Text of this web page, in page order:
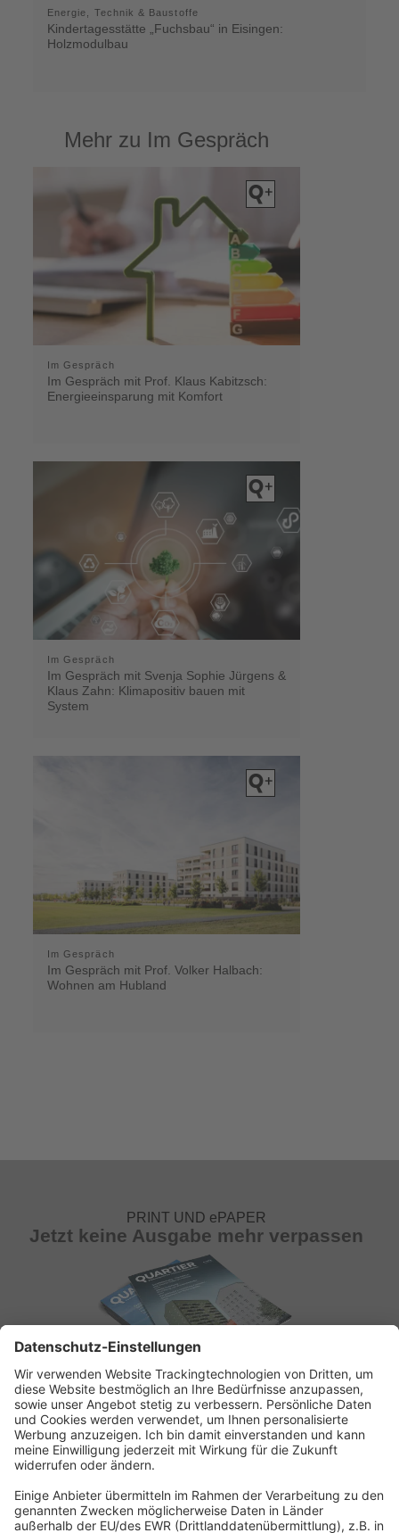
Energie, Technik & Baustoffe
Kindertagesstätte „Fuchsbau“ in Eisingen:
Holzmodulbau
Mehr zu Im Gespräch
Im Gespräch
Im Gespräch mit Prof. Klaus Kabitzsch:
Energieeinsparung mit Komfort
Im Gespräch
Im Gespräch mit Svenja Sophie Jürgens &
Klaus Zahn: Klimapositiv bauen mit
System
Im Gespräch
Im Gespräch mit Prof. Volker Halbach:
Wohnen am Hubland
PRINT UND ePAPER
Jetzt keine Ausgabe mehr verpassen
ABONNEMENT ANFORDERN
Kostenloses Probeheft anfordern